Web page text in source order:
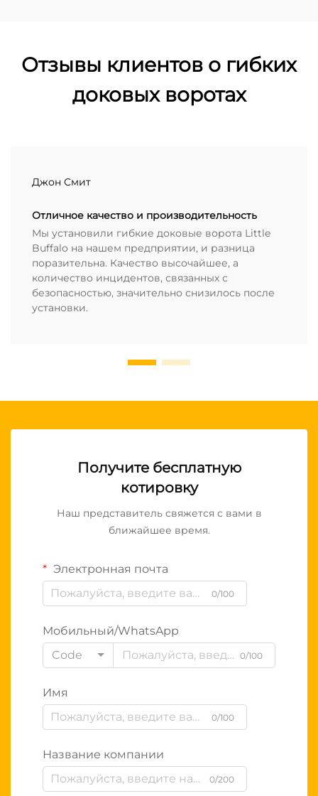
Отзывы клиентов о гибких
доковых воротах
Джон Смит
Отличное качество и производительность
Мы установили гибкие доковые ворота Little
Buffalo на нашем предприятии, и разница
поразительна. Качество высочайшее, а
количество инцидентов, связанных с
безопасностью, значительно снизилось после
установки.
Получите бесплатную
котировку
Наш представитель свяжется с вами в
ближайшее время.
Электронная почта
0/100
Мобильный/WhatsApp
Code
0/100
Имя
0/100
Название компании
0/200